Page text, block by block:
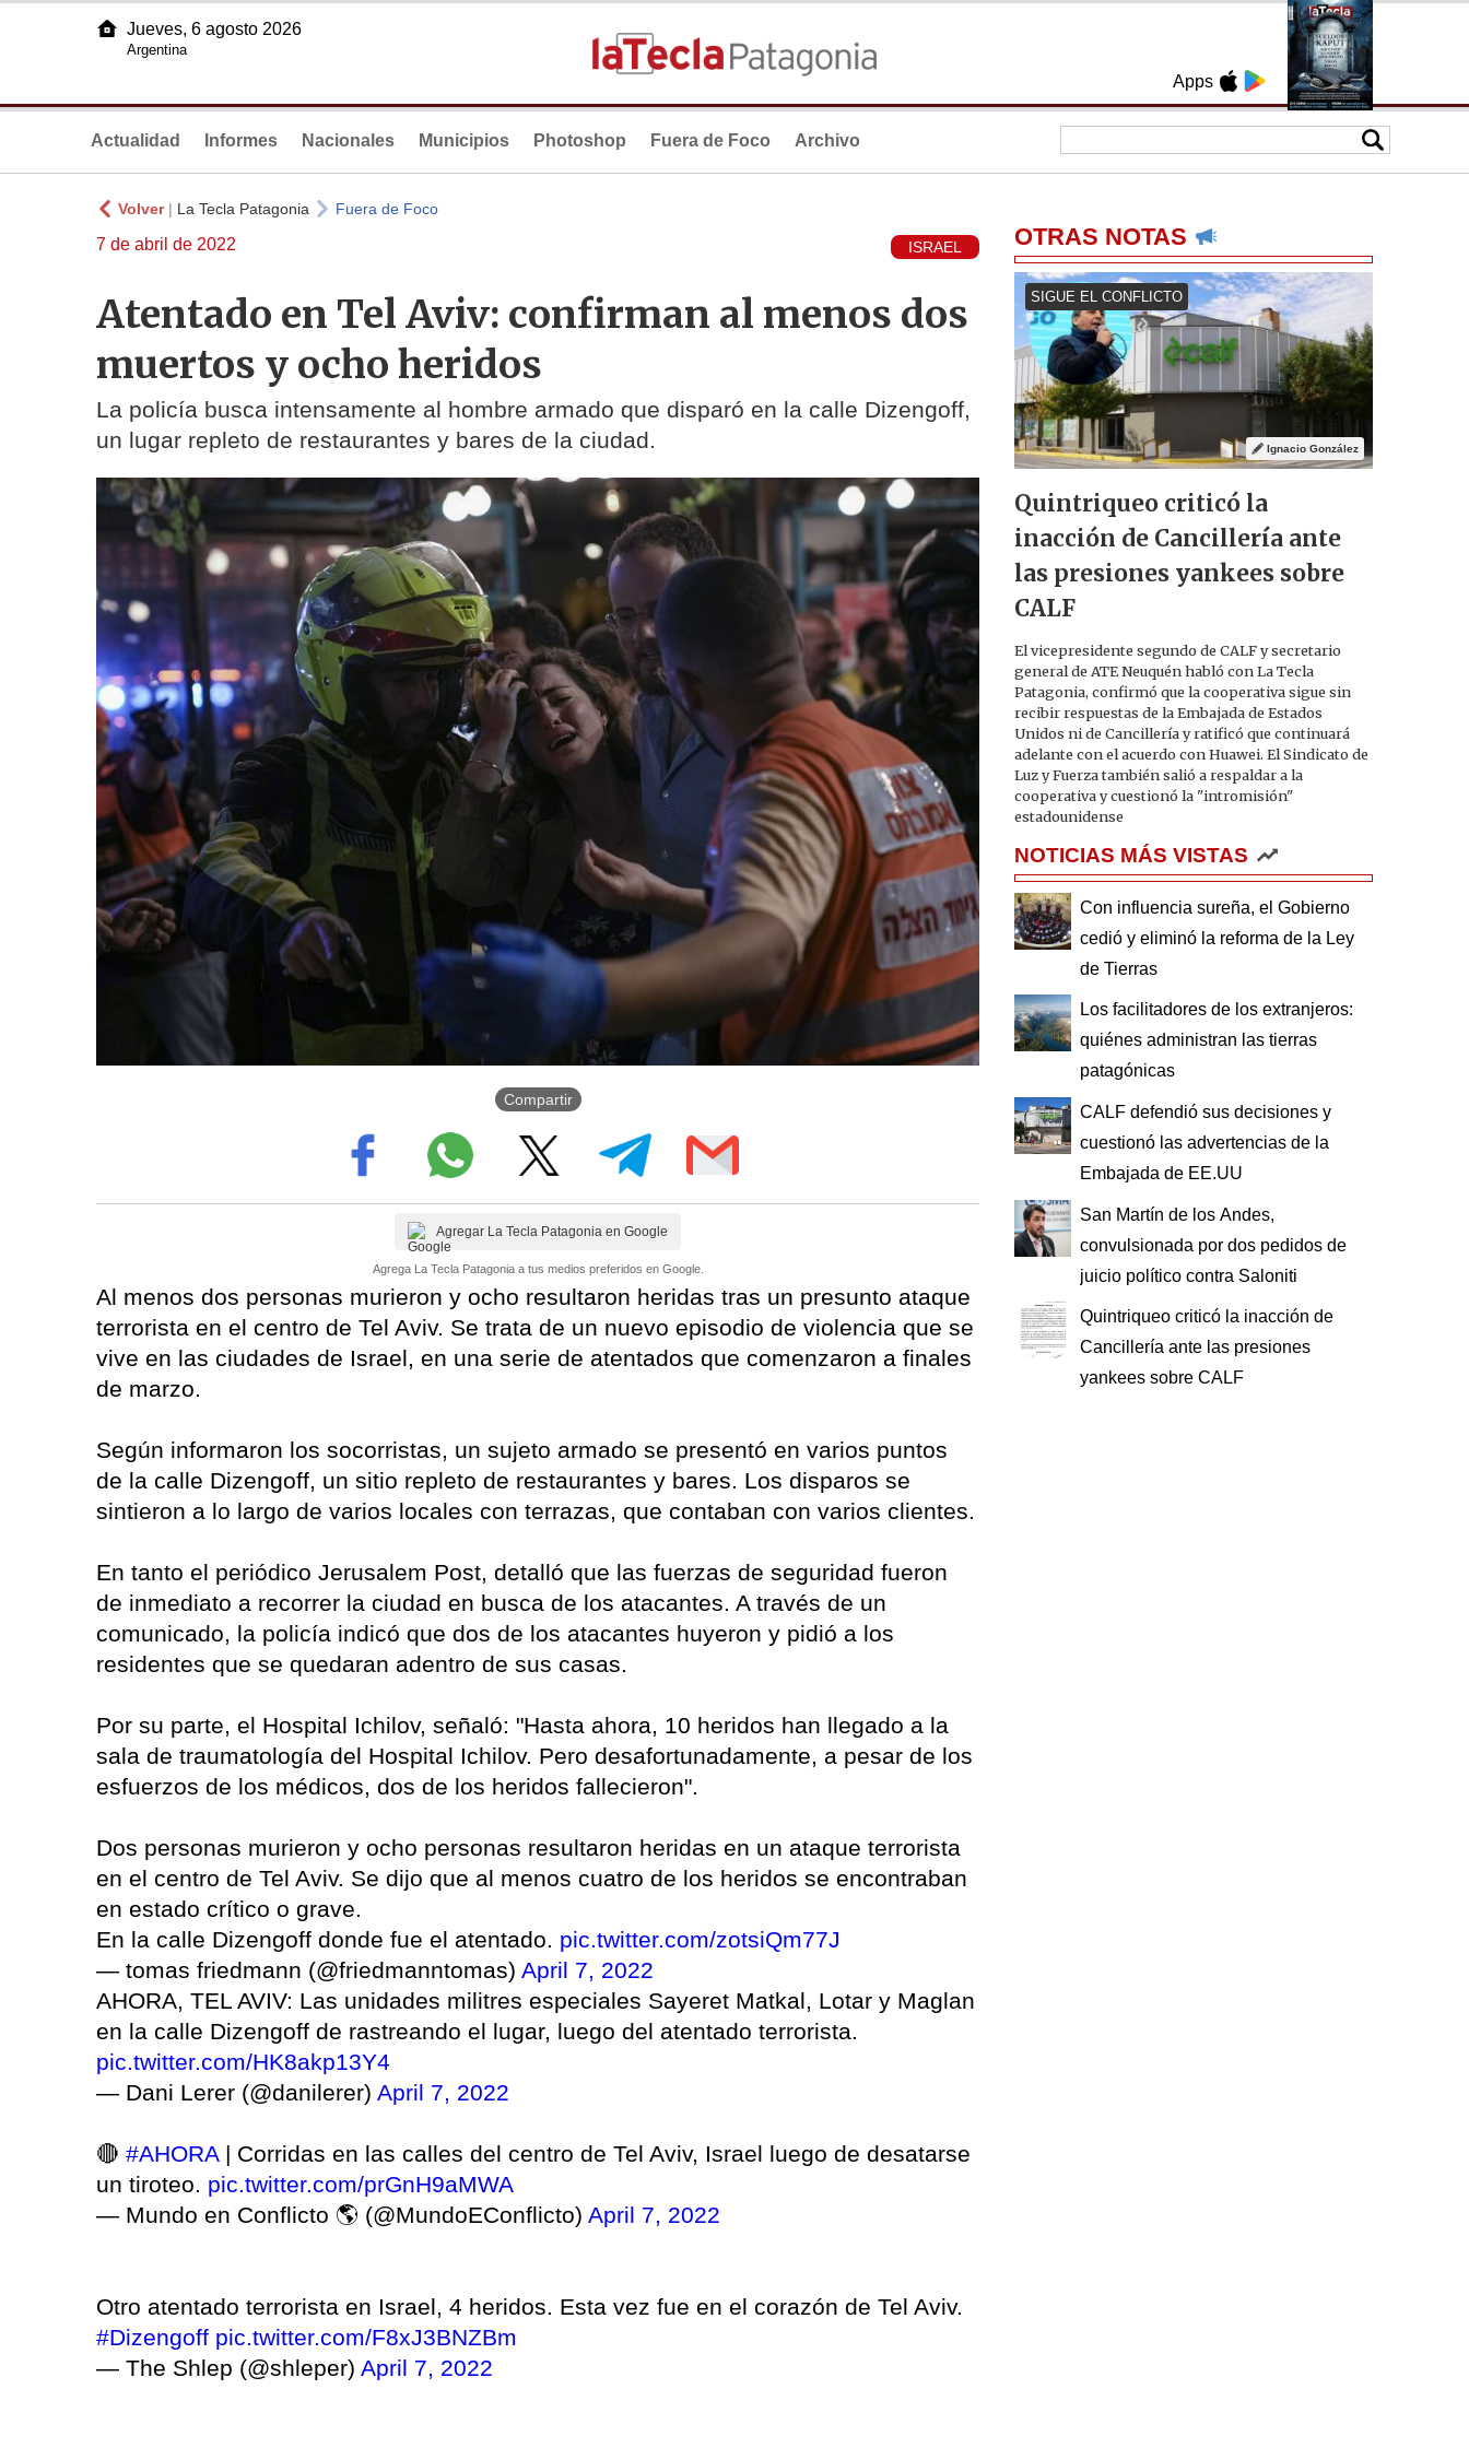
Apps
Jueves, 6 agosto 2026
Argentina
Actualidad Informes Nacionales Municipios Photoshop Fuera de Foco Archivo
Volver| La Tecla Patagonia Fuera de Foco
7 de abril de 2022 ISRAEL
Atentado en Tel Aviv: confirman al menos dos
muertos y ocho heridos
La policía busca intensamente al hombre armado que disparó en la calle Dizengoff,
un lugar repleto de restaurantes y bares de la ciudad.
Compartir
Agregar La Tecla Patagonia en Google
Agrega La Tecla Patagonia a tus medios preferidos en Google.
Al menos dos personas murieron y ocho resultaron heridas tras un presunto ataque
terrorista en el centro de Tel Aviv. Se trata de un nuevo episodio de violencia que se
vive en las ciudades de Israel, en una serie de atentados que comenzaron a finales
de marzo.
Según informaron los socorristas, un sujeto armado se presentó en varios puntos
de la calle Dizengoff, un sitio repleto de restaurantes y bares. Los disparos se
sintieron a lo largo de varios locales con terrazas, que contaban con varios clientes.
En tanto el periódico Jerusalem Post, detalló que las fuerzas de seguridad fueron
de inmediato a recorrer la ciudad en busca de los atacantes. A través de un
comunicado, la policía indicó que dos de los atacantes huyeron y pidió a los
residentes que se quedaran adentro de sus casas.
Por su parte, el Hospital Ichilov, señaló: "Hasta ahora, 10 heridos han llegado a la
sala de traumatología del Hospital Ichilov. Pero desafortunadamente, a pesar de los
esfuerzos de los médicos, dos de los heridos fallecieron".
Dos personas murieron y ocho personas resultaron heridas en un ataque terrorista
en el centro de Tel Aviv. Se dijo que al menos cuatro de los heridos se encontraban
en estado crítico o grave.
En la calle Dizengoff donde fue el atentado. pic.twitter.com/zotsiQm77J
— tomas friedmann (@friedmanntomas) April 7, 2022
AHORA, TEL AVIV: Las unidades militres especiales Sayeret Matkal, Lotar y Maglan
en la calle Dizengoff de rastreando el lugar, luego del atentado terrorista.
pic.twitter.com/HK8akp13Y4
— Dani Lerer (@danilerer) April 7, 2022
🔴 #AHORA| Corridas en las calles del centro de Tel Aviv, Israel luego de desatarse
un tiroteo. pic.twitter.com/prGnH9aMWA
— Mundo en Conflicto 🌎 (@MundoEConflicto) April 7, 2022
Otro atentado terrorista en Israel, 4 heridos. Esta vez fue en el corazón de Tel Aviv.
#Dizengoff pic.twitter.com/F8xJ3BNZBm
— The Shlep (@shleper) April 7, 2022
OTRAS NOTAS
SIGUE EL CONFLICTO
Ignacio González
Quintriqueo criticó la
inacción de Cancillería ante
las presiones yankees sobre
CALF
El vicepresidente segundo de CALF y secretario
general de ATE Neuquén habló con La Tecla
Patagonia, confirmó que la cooperativa sigue sin
recibir respuestas de la Embajada de Estados
Unidos ni de Cancillería y ratificó que continuará
adelante con el acuerdo con Huawei. El Sindicato de
Luz y Fuerza también salió a respaldar a la
cooperativa y cuestionó la "intromisión"
estadounidense
NOTICIAS MÁS VISTAS
Con influencia sureña, el Gobierno
cedió y eliminó la reforma de la Ley
de Tierras
Los facilitadores de los extranjeros:
quiénes administran las tierras
patagónicas
CALF defendió sus decisiones y
cuestionó las advertencias de la
Embajada de EE.UU
San Martín de los Andes,
convulsionada por dos pedidos de
juicio político contra Saloniti
Quintriqueo criticó la inacción de
Cancillería ante las presiones
yankees sobre CALF